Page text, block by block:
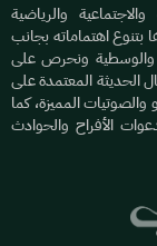
والرياضية
بتنوع اهتماماته بجانب
والوسطية ونحرص على
الحديثة المعتمدة على
المميزة، كما
الأفراح والحوادث